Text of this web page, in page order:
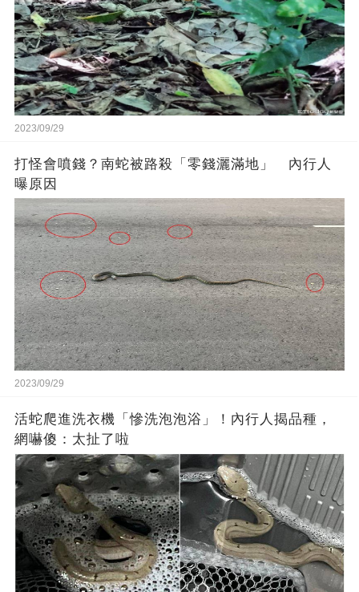
2023/09/29
打怪會噴錢？南蛇被路殺「零錢灑滿地」 內行人
曝原因
2023/09/29
活蛇爬進洗衣機「慘洗泡泡浴」！內行人揭品種，
網嚇傻：太扯了啦